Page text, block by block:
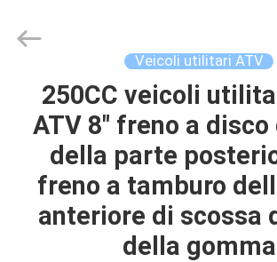
CASA
PRODOTTI
CIRCA
Rongyao
Vehicle
Veicoli utilitari ATV
250CC veicoli
ATV 8" freno a
della parte
freno a tamburo
anteriore di scossa
della gomma